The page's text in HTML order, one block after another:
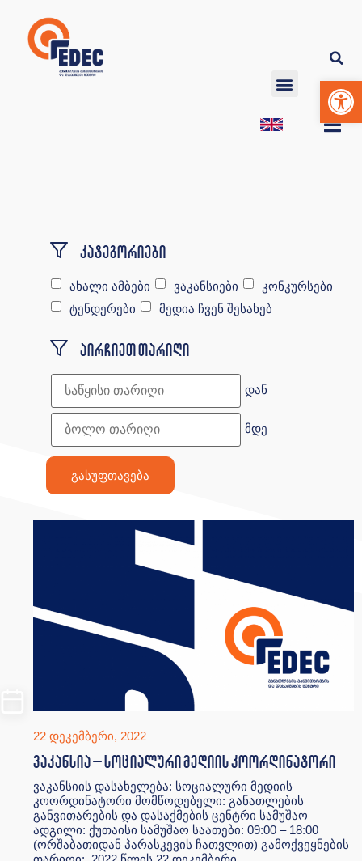
22 დეკემბერი, 2022
ვაკანსია – სოციალური მედიის კოორდინატორი
ვაკანსიის დასახელება: სოციალური მედიის
კოორდინატორი მომწოდებელი: განათლების
განვითარების და დასაქმების ცენტრი სამუშაო
ადგილი: ქუთაისი სამუშაო საათები: 09:00 – 18:00
(ორშაბათიდან პარასკევის ჩათვლით) გამოქვეყნების
კატეგორიები
ახალი ამბები ვაკანსიები
კონკურსები
ტენდერები
მედია ჩვენ შესახებ
აირჩიეთ თარიღი
დან
მდე